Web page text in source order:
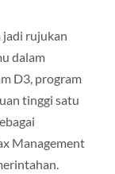
jadi rujukan
dalam
D3, program
tinggi satu
Management